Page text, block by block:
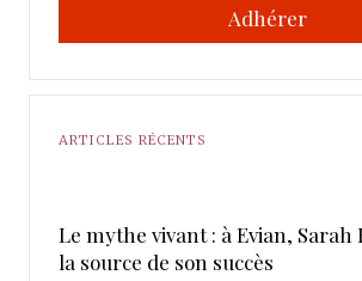
Adhérer
ARTICLES RÉCENTS
Le mythe vivant : à Evian,
la source de son succès